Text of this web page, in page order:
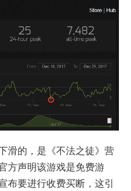
滑的，是《不法之徒》营
方声明该游戏是免费游
布要进行收费买断，这引